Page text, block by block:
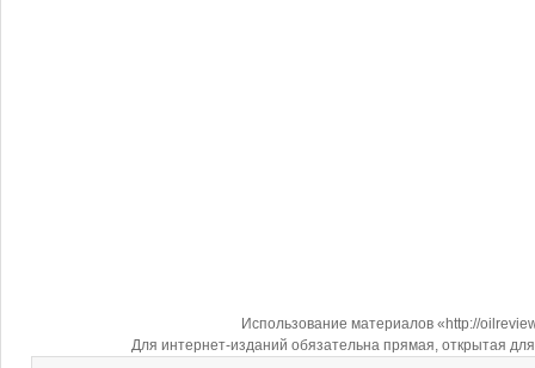
Использование материалов «http://
Для интернет-изданий обязательна прямая, открытая